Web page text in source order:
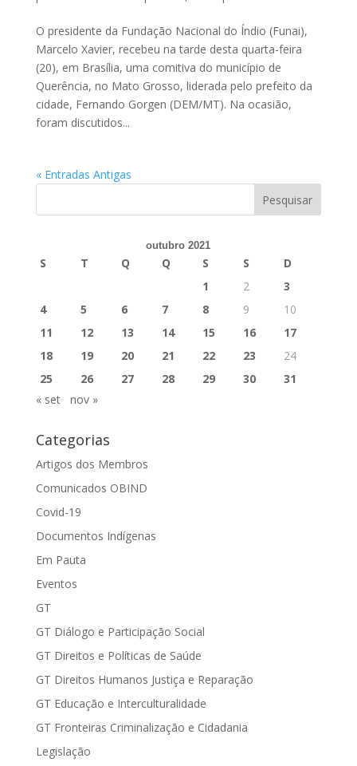
O presidente da Fundação Nacional do Índio (Funai),
Marcelo Xavier, recebeu na tarde desta quarta-feira
(20), em Brasília, uma comitiva do município de
Querência, no Mato Grosso, liderada pelo prefeito da
cidade, Fernando Gorgen (DEM/MT). Na ocasião,
foram discutidos...
« Entradas Antigas
outubro 2021
S T Q Q S S
D
1
2
3
4
5 6 7 8 9
10
11
12 13 14 15 16
17
18
19 20 21 22 23
24
25
26 27 28 29 30
31
« set
nov »
Categorias
Artigos dos Membros
Comunicados OBIND
Covid-19
Documentos Indígenas
Em Pauta
Eventos
GT
GT Diálogo e Participação Social
GT Direitos e Políticas de Saúde
GT Direitos Humanos Justiça e Reparação
GT Educação e Interculturalidade
GT Fronteiras Criminalização e Cidadania
Legislação